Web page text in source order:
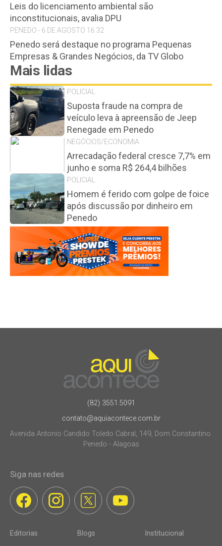
Leis do licenciamento ambiental são
inconstitucionais, avalia DPU
PENEDO - 6 DE AGOSTO 16:32
Penedo será destaque no programa Pequenas
Empresas & Grandes Negócios, da TV Globo
Mais lidas
POLICIAL
Suposta fraude na compra de
veículo leva à apreensão de Jeep
Renegade em Penedo
NEGÓCIOS/ECONOMIA
Arrecadação federal cresce 7,7% em
junho e soma R$ 264,4 bilhões
POLICIAL
Homem é ferido com golpe de foice
após discussão por dinheiro em
Penedo
(82) 3551.5091
contato@aquiacontece.com.br
Avenida Antonio Candido Toledo Cabral, 149, Dom Constantino.
Penedo - Alagoas
Siga nas redes
Editorias Blogs Institucional